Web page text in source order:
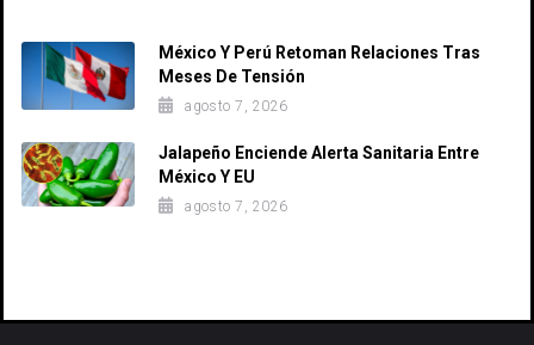
México Y Perú Retoman Relaciones Tras
Meses De Tensión
agosto 7, 2026
Jalapeño Enciende Alerta Sanitaria Entre
México Y EU
agosto 7, 2026